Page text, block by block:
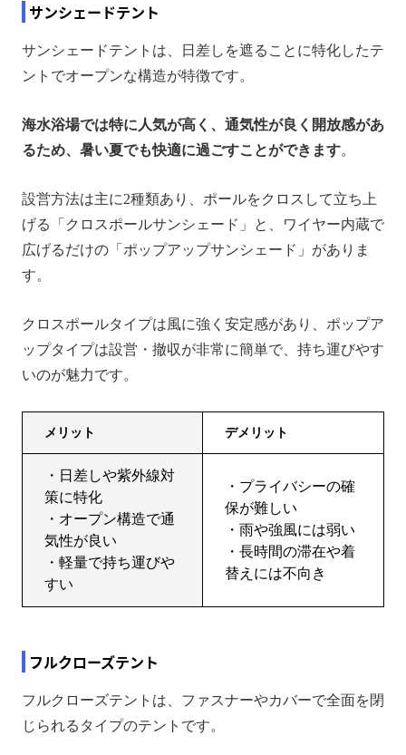
サンシェードテント
サンシェードテントは、日差しを遮ることに特化したテ
ントでオープンな構造が特徴です。
海水浴場では特に人気が高く、通気性が良く開放感があ
るため、暑い夏でも快適に過ごすことができます。
設営方法は主に2種類あり、ポールをクロスして立ち上
げる「クロスポールサンシェード」と、ワイヤー内蔵で
広げるだけの「ポップアップサンシェード」がありま
す。
クロスポールタイプは風に強く安定感があり、ポップア
ップタイプは設営・撤収が非常に簡単で、持ち運びやす
いのが魅力です。
メリット デメリット
・日差しや紫外線対
策に特化
・オープン構造で通
気性が良い
・軽量で持ち運びや
すい
・プライバシーの確
保が難しい
・雨や強風には弱い
・長時間の滞在や着
替えには不向き
フルクローズテント
フルクローズテントは、ファスナーやカバーで全面を閉
じられるタイプのテントです。